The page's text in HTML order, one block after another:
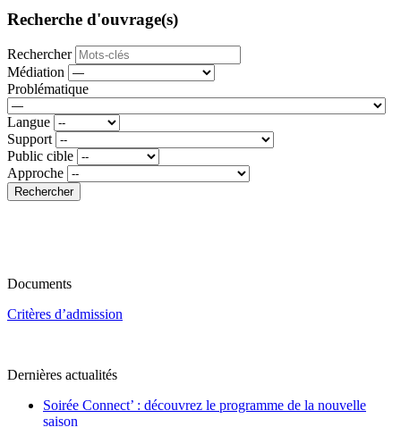
Recherche d'ouvrage(s)
Rechercher
Médiation
Problématique
Langue
Support
Public cible
Approche
Rechercher
Documents
Critères d’admission
Dernières actualités
Soirée Connect’ : découvrez le programme de la nouvelle
saison